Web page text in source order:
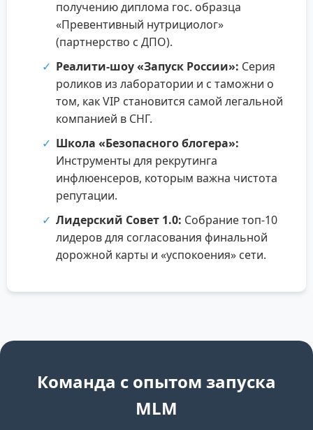
получению диплома гос. образца
«Превентивный нутрициолог»
(партнерство с ДПО).
Реалити-шоу «Запуск России»: Серия
роликов из лаборатории и с таможни о
том, как VIP становится самой легальной
компанией в СНГ.
Школа «Безопасного блогера»:
Инструменты для рекрутинга
инфлюенсеров, которым важна чистота
репутации.
Лидерский Совет 1.0: Собрание топ-10
лидеров для согласования финальной
дорожной карты и «успокоения» сети.
Команда с опытом запуска
MLM